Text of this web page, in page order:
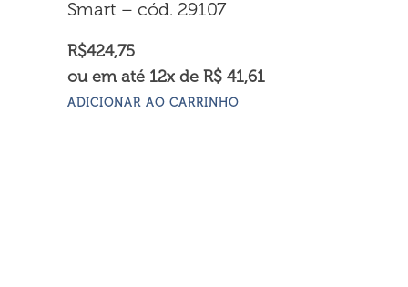
Smart – cód. 29107
R$424,75
ou em até 12x de R$ 41,61
ADICIONAR AO CARRINHO